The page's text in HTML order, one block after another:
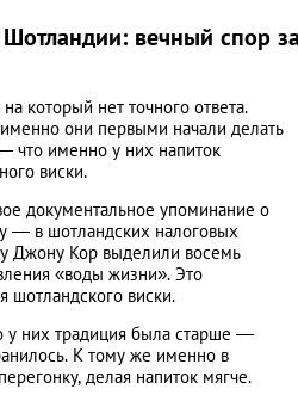
вечный спор
который нет точного ответа.
они первыми начали делать
что именно у них напиток
виски.
документальное упоминание о
— в шотландских налоговых
Джону Кор выделили восемь
«воды жизни». Это
шотландского виски.
у них традиция была старше —
К тому же именно в
делая напиток мягче.